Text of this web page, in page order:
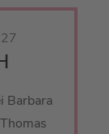
Barbara